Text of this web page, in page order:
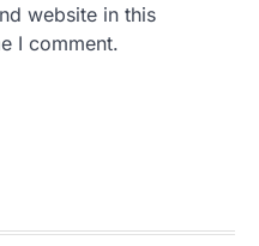
website in this
I comment.